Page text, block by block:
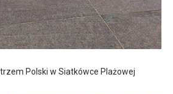
Polski w Siatkówce Plażowej